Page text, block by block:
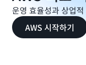
운영 효율성과 상업
AWS 시작하기